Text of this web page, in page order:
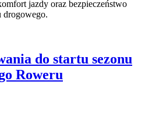
jazdy oraz bezpieczeństwo
drogowego.
do startu sezonu
Roweru